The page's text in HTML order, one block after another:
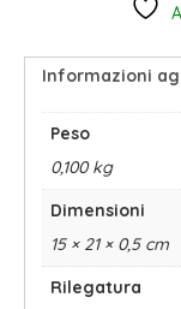
Informazioni
Peso
0,100 kg
Dimensioni
15 × 21 × 0,5 cm
Rilegatura